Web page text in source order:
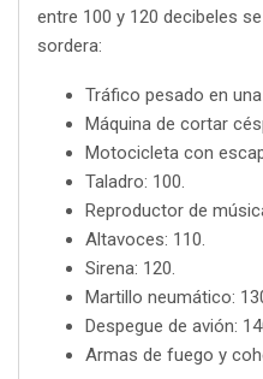
entre 100 y 120 decibeles
sordera:
Tráfico pesado en
Máquina de cortar
Motocicleta con
Taladro: 100.
Reproductor de
Altavoces: 110.
Sirena: 120.
Martillo neumático:
Despegue de avión:
Armas de fuego y